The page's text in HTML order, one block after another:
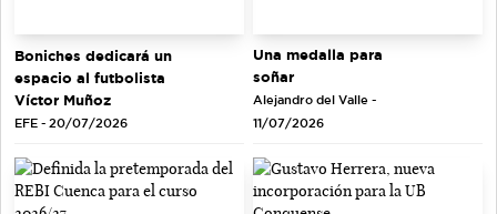
Boniches dedicará un
espacio al futbolista
Víctor Muñoz
EFE - 20/07/2026
Una medalla para
soñar
Alejandro del Valle -
11/07/2026